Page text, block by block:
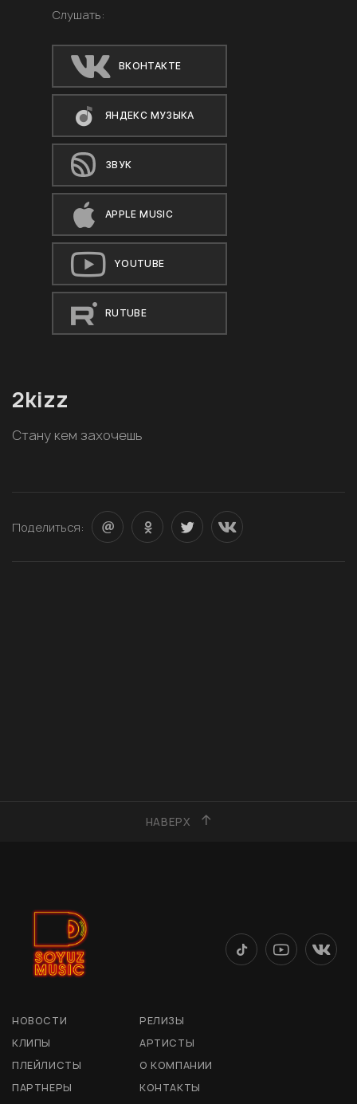
Слушать:
ВКОНТАКТЕ
ЯНДЕКС МУЗЫКА
ЗВУК
APPLE MUSIC
YOUTUBE
RUTUBE
2kizz
Стану кем захочешь
Поделиться:
НАВЕРХ
НОВОСТИ
РЕЛИЗЫ
КЛИПЫ
АРТИСТЫ
ПЛЕЙЛИСТЫ
О КОМПАНИИ
ПАРТНЕРЫ
КОНТАКТЫ